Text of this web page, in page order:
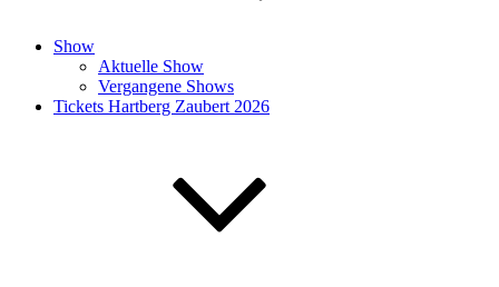
Show
Aktuelle Show
Vergangene Shows
Tickets Hartberg Zaubert 2026